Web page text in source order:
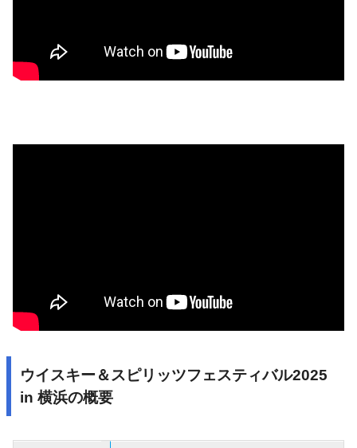
ウイスキー＆スピリッツフェスティバル2025
in 横浜の概要